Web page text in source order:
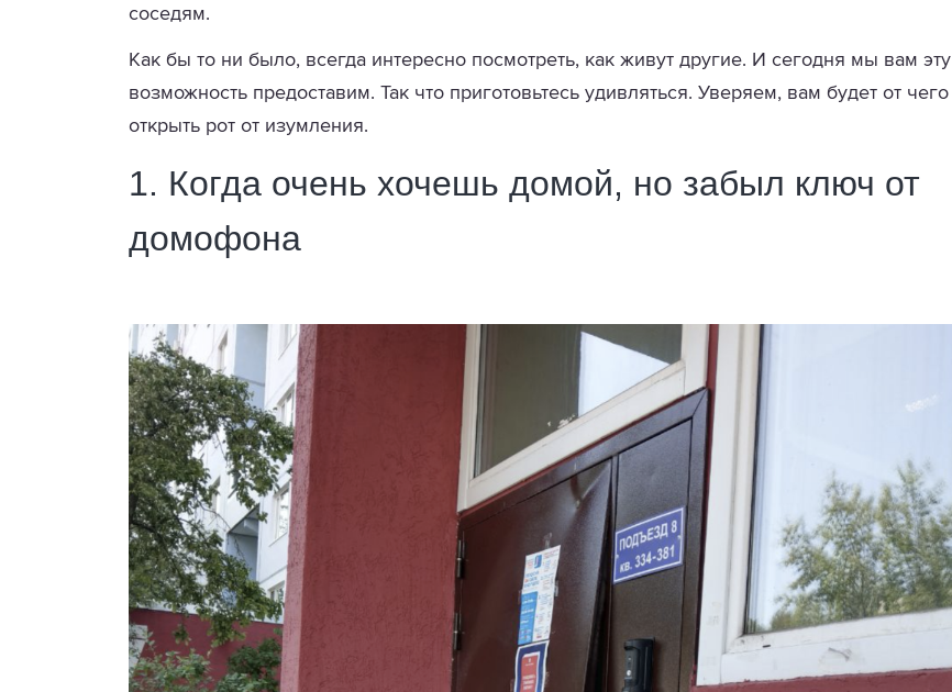
соседям.
Как бы то ни было, всегда интересно посмотреть, как живут другие. И сегодня мы вам эту
возможность предоставим. Так что приготовьтесь удивляться. Уверяем, вам будет от чего
открыть рот от изумления.
1. Когда очень хочешь домой, но забыл ключ от
домофона